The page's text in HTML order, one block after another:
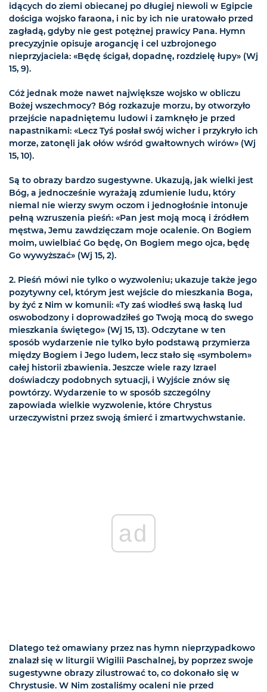
idących do ziemi obiecanej po długiej niewoli w Egipcie
dościga wojsko faraona, i nic by ich nie uratowało przed
zagładą, gdyby nie gest potężnej prawicy Pana. Hymn
precyzyjnie opisuje arogancję i cel uzbrojonego
nieprzyjaciela: «Będę ścigał, dopadnę, rozdzielę łupy» (Wj
15, 9).
Cóż jednak może nawet największe wojsko w obliczu
Bożej wszechmocy? Bóg rozkazuje morzu, by otworzyło
przejście napadniętemu ludowi i zamknęło je przed
napastnikami: «Lecz Tyś posłał swój wicher i przykryło ich
morze, zatonęli jak ołów wśród gwałtownych wirów» (Wj
15, 10).
Są to obrazy bardzo sugestywne. Ukazują, jak wielki jest
Bóg, a jednocześnie wyrażają zdumienie ludu, który
niemal nie wierzy swym oczom i jednogłośnie intonuje
pełną wzruszenia pieśń: «Pan jest moją mocą i źródłem
męstwa, Jemu zawdzięczam moje ocalenie. On Bogiem
moim, uwielbiać Go będę, On Bogiem mego ojca, będę
Go wywyższać» (Wj 15, 2).
2. Pieśń mówi nie tylko o wyzwoleniu; ukazuje także jego
pozytywny cel, którym jest wejście do mieszkania Boga,
by żyć z Nim w komunii: «Ty zaś wiodłeś swą łaską lud
oswobodzony i doprowadziłeś go Twoją mocą do swego
mieszkania świętego» (Wj 15, 13). Odczytane w ten
sposób wydarzenie nie tylko było podstawą przymierza
między Bogiem i Jego ludem, lecz stało się «symbolem»
całej historii zbawienia. Jeszcze wiele razy Izrael
doświadczy podobnych sytuacji, i Wyjście znów się
powtórzy. Wydarzenie to w sposób szczególny
zapowiada wielkie wyzwolenie, które Chrystus
urzeczywistni przez swoją śmierć i zmartwychwstanie.
ad
Dlatego też omawiany przez nas hymn nieprzypadkowo
znalazł się w liturgii Wigilii Paschalnej, by poprzez swoje
sugestywne obrazy zilustrować to, co dokonało się w
Chrystusie. W Nim zostaliśmy ocaleni nie przed